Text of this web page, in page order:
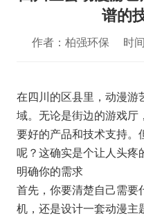
谱的
作者：柏强环保 时
在四川的区县里，动漫游
域。无论是街边的游戏厅
要好的产品和技术支持。
呢？这确实是个让人头疼
明确你的需求
首先，你要清楚自己需要
机，还是设计一套动漫主